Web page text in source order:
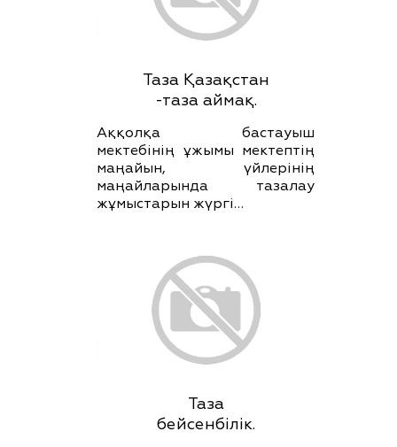
Таза Қазақстан
-таза аймақ.
Аққолқа бастауыш
мектебінің ұжымы мектептің
маңайын, үйлерінің
маңайларында тазалау
жұмыстарын жүргі…
Таза
бейсенбілік.